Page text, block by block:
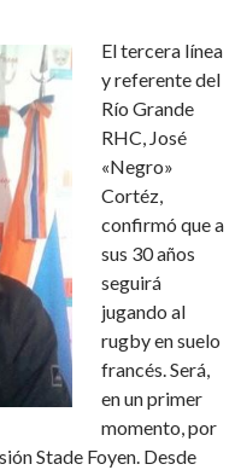
El tercera línea
y referente del
Río Grande
RHC, José
«Negro»
Cortéz,
confirmó que a
sus 30 años
seguirá
jugando al
rugby en suelo
francés. Será,
en un primer
momento, por
Stade Foyen. Desde